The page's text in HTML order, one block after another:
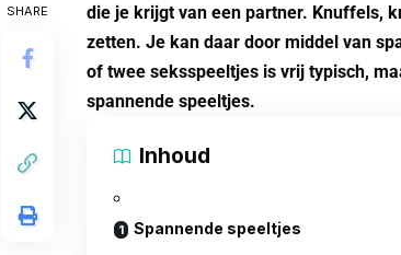
SHARE
die je krijgt van een partner. Knuffels,
zetten. Je kan daar door middel van
of twee seksspeeltjes is vrij typisch,
spannende speeltjes.
Inhoud
Spannende speeltjes